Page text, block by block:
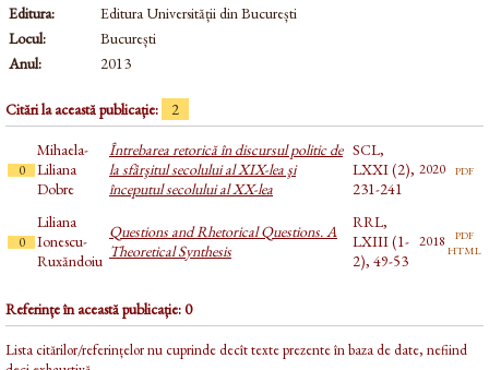
Editura:
Editura Universității din București
Locul:
București
Anul:
2013
Citări la această publicație: 2
0
Mihaela-
Liliana
Dobre
Întrebarea retorică în discursul politic de
la sfârşitul secolului al XIX-lea şi
începutul secolului al XX-lea
SCL,
LXXI (2),
231-241
2020 pdf
0
Liliana
Ionescu-
Ruxăndoiu
Questions and Rhetorical Questions. A
Theoretical Synthesis
RRL,
LXIII (1-
2), 49-53
2018 pdf
html
Referințe în această publicație: 0
Lista citărilor/referințelor nu cuprinde decît texte prezente în baza de date, nefiind